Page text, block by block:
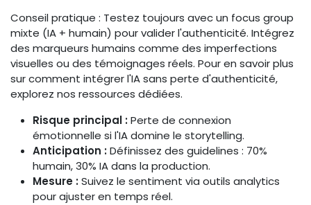
Conseil pratique : Testez toujours avec un focus group
mixte (IA + humain) pour valider l'authenticité. Intégrez
des marqueurs humains comme des imperfections
visuelles ou des témoignages réels. Pour en savoir plus
sur comment intégrer l'IA sans perte d'authenticité,
explorez nos ressources dédiées.
Risque principal :Perte de connexion
émotionnelle si l'IA domine le storytelling.
Anticipation :Définissez des guidelines : 70%
humain, 30% IA dans la production.
Mesure :Suivez le sentiment via outils analytics
pour ajuster en temps réel.